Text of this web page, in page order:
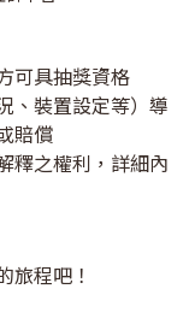
可具抽獎資格
、裝置設定等）導
賠償
釋之權利，詳細內
旅程吧！